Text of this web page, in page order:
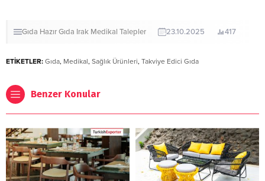
Gıda Hazır Gıda Irak Medikal Talepler 23.10.2025 417
ETİKETLER: Gıda, Medikal, Sağlık Ürünleri, Takviye Edici Gıda
Benzer Konular